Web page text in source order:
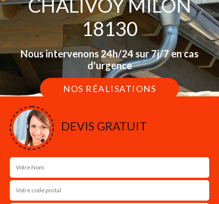
CHALIVOY MILON
18130
Nous intervenons 24h/24 sur 7j/7 en cas
d'urgence
NOS RÉALISATIONS
DEVIS GRATUIT